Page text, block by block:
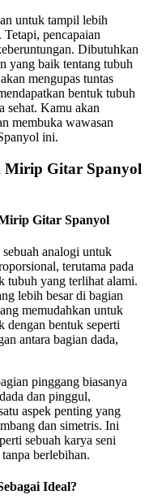
untuk tampil lebih
pencapaian
Dibutuhkan
yang baik tentang tubuh
mengupas tuntas
bentuk tubuh
sehat. Kamu akan
membuka wawasan
ini.
Mirip Gitar Spanyol
Gitar Spanyol
analogi untuk
terutama pada
tubuh yang terlihat alami.
lebih besar di bagian
memudahkan untuk
dengan bentuk seperti
antara bagian dada,
pinggang biasanya
dan pinggul,
aspek penting yang
dan simetris. Ini
sebuah karya seni
berlebihan.
Ideal?